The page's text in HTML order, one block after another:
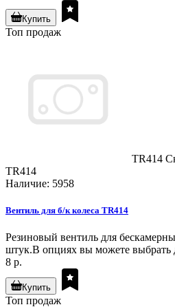
Купить
Топ продаж
TR414
TR414
Наличие: 5958
Вентиль для б/к колеса TR414
Резиновый вентиль для
штук.В опциях вы можете выбрать
8 р.
Купить
Топ продаж